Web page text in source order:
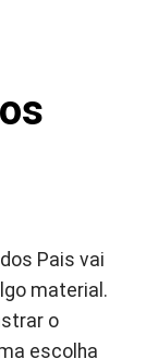
Pais vai
material.
o
escolha